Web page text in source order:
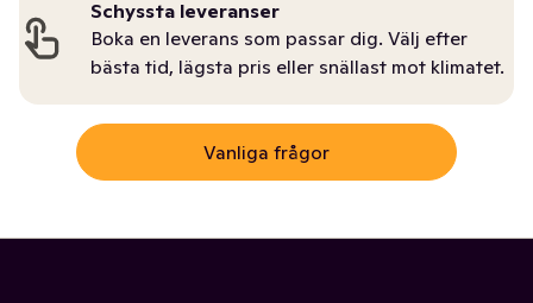
Schyssta leveranser
Boka en leverans som passar dig. Välj efter
bästa tid, lägsta pris eller snällast mot klimatet.
Vanliga frågor